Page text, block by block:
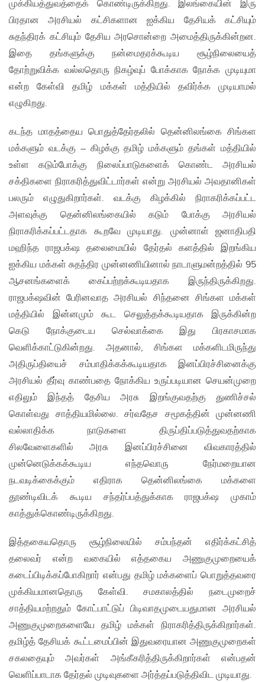
முக்கியத்துவத்தைக் கொண்டிருக்கிறது. இலங்கையின் இரு
பிரதான அரசியல் கட்சிகளான ஐக்கிய தேசியக் கட்சியும்
சுதந்திரக் கட்சியும் தேசிய அரசொன்றை அமைத்திருக்கின்றன.
இதை தங்களுக்கு நன்மைதரக்கூடிய சூழ்நிலையைத்
தோற்றுவிக்க வல்லதொரு நிகழ்வுப் போக்காக நோக்க முடியுமா
என்ற கேள்வி தமிழ் மக்கள் மத்தியில் தவிர்க்க முடியாமல்
எழுகிறது.
கடந்த மாதத்தைய பொதுத்தேர்தலில் தென்னிலங்கை சிங்கள
மக்களும் வடக்கு – கிழக்கு தமிழ் மக்களும் தங்கள் மத்தியில்
உள்ள கடும்போக்கு நிலைப்பாடுகளைக் கொண்ட அரசியல்
சக்திகளை நிராகரித்துவிட்டார்கள் என்று அரசியல் அவதானிகள்
பலரும் எழுதுகிறார்கள். வடக்கு கிழக்கில் நிராகரிக்கப்பட்ட
அளவுக்கு தென்னிலங்கையில் கடும் போக்கு அரசியல்
நிராகரிக்கப்பட்டதாக கூறவே முடியாது. முன்னாள் ஜனாதிபதி
மஹிந்த ராஜபக்‌ஷ தலைமையில் தேர்தல் களத்தில் இறங்கிய
ஐக்கிய மக்கள் சுதந்திர முன்னணியினால் நாடாளுமன்றத்தில் 95
ஆசனங்களைக் கைப்பற்றக்கூடியதாக இருந்திருக்கிறது.
ராஜபக்‌ஷவின் பேரினவாத அரசியல் சிந்தனை சிங்கள மக்கள்
மத்தியில் இன்னமும் கூட செலுத்தக்கூடியதாக இருக்கின்ற
கெடு நோக்குடைய செல்வாக்கை இது பிரகாசமாக
வெளிக்காட்டுகின்றது. அதனால், சிங்கள மக்களிடமிருந்து
அதிருப்தியைச் சம்பாதிக்கக்கூடியதாக இனப்பிரச்சினைக்கு
அரசியல் தீர்வு காண்பதை நோக்கிய உருப்படியான செயன்முறை
எதிலும் இந்தத் தேசிய அரசு இறங்குவதற்கு துணிச்சல்
கொள்வது சாத்தியமில்லை. சர்வதேச சமூகத்தின் முன்னணி
வல்லாதிக்க நாடுகளை திருப்திப்படுத்துவதற்காக
சிலவேளைகளில் அரசு இனப்பிரச்சினை விவகாரத்தில்
முன்னெடுக்கக்கூடிய எந்தவொரு நேர்மறையான
நடவடிக்கைக்கும் எதிராக தென்னிலங்கை மக்களை
தூண்டிவிடக் கூடிய சந்தர்ப்பத்துக்காக ராஜபக்‌ஷ முகாம்
காத்துக்கொண்டிருக்கிறது.
இத்தகையதொரு சூழ்நிலையில் சம்பந்தன் எதிர்க்கட்சித்
தலைவர் என்ற வகையில் எத்தகைய அணுகுமுறையைக்
கடைப்பிடிக்கப்போகிறார் என்பது தமிழ் மக்களைப் பொறுத்தவரை
முக்கியமானதொரு கேள்வி. சமகாலத்தில் நடைமுறைச்
சாத்தியமற்றதும் கோட்பாட்டுப் பிடிவாதமுடையதுமான அரசியல்
அணுகுமுறைகளையே தமிழ் மக்கள் நிராகரித்திருக்கிறார்கள்.
தமிழ்த் தேசியக் கூட்டமைப்பின் இதுவரையான அணுகுமுறைகள்
சகலதையும் அவர்கள் அங்கீகரித்திருக்கிறார்கள் என்பதன்
வெளிப்பாடாக தேர்தல் முடிவுகளை அர்த்தப்படுத்திவிட முடியாது.